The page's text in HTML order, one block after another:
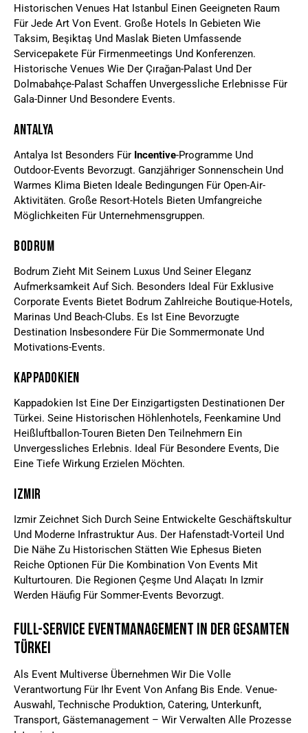
Historischen Venues Hat Istanbul Einen Geeigneten Raum
Für Jede Art Von Event. Große Hotels In Gebieten Wie
Taksim, Beşiktaş Und Maslak Bieten Umfassende
Servicepakete Für Firmenmeetings Und Konferenzen.
Historische Venues Wie Der Çırağan-Palast Und Der
Dolmabahçe-Palast Schaffen Unvergessliche Erlebnisse Für
Gala-Dinner Und Besondere Events.
Antalya
Antalya Ist Besonders Für Incentive-Programme Und
Outdoor-Events Bevorzugt. Ganzjähriger Sonnenschein Und
Warmes Klima Bieten Ideale Bedingungen Für Open-Air-
Aktivitäten. Große Resort-Hotels Bieten Umfangreiche
Möglichkeiten Für Unternehmensgruppen.
Bodrum
Bodrum Zieht Mit Seinem Luxus Und Seiner Eleganz
Aufmerksamkeit Auf Sich. Besonders Ideal Für Exklusive
Corporate Events Bietet Bodrum Zahlreiche Boutique-Hotels,
Marinas Und Beach-Clubs. Es Ist Eine Bevorzugte
Destination Insbesondere Für Die Sommermonate Und
Motivations-Events.
Kappadokien
Kappadokien Ist Eine Der Einzigartigsten Destinationen Der
Türkei. Seine Historischen Höhlenhotels, Feenkamine Und
Heißluftballon-Touren Bieten Den Teilnehmern Ein
Unvergessliches Erlebnis. Ideal Für Besondere Events, Die
Eine Tiefe Wirkung Erzielen Möchten.
Izmir
Izmir Zeichnet Sich Durch Seine Entwickelte Geschäftskultur
Und Moderne Infrastruktur Aus. Der Hafenstadt-Vorteil Und
Die Nähe Zu Historischen Stätten Wie Ephesus Bieten
Reiche Optionen Für Die Kombination Von Events Mit
Kulturtouren. Die Regionen Çeşme Und Alaçatı In Izmir
Werden Häufig Für Sommer-Events Bevorzugt.
Full-Service Eventmanagement In Der Gesamten
Türkei
Als Event Multiverse Übernehmen Wir Die Volle
Verantwortung Für Ihr Event Von Anfang Bis Ende. Venue-
Auswahl, Technische Produktion, Catering, Unterkunft,
Transport, Gästemanagement – Wir Verwalten Alle Prozesse